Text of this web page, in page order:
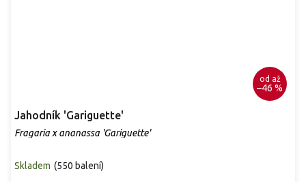
od až
–46 %
Jahodník 'Gariguette'
Fragaria x ananassa 'Gariguette'
Skladem (550 balení)